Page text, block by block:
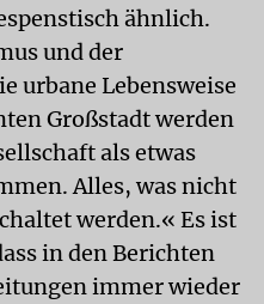
ähnlich.
und der
urbane Lebensweise
Großstadt werden
als etwas
Alles, was nicht
werden.« Es ist
in den Berichten
immer wieder